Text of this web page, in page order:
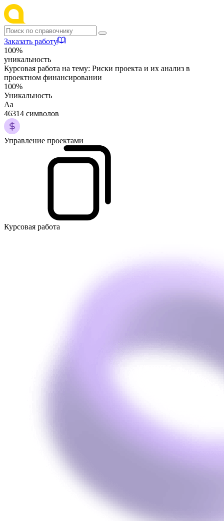
Заказать работу
100%
уникальность
Курсовая работа на тему: Риски проекта и их анализ в
проектном финансировании
100%
Уникальность
Аа
46314 символов
Управление проектами
Курсовая работа